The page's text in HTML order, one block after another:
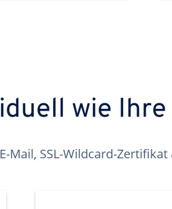
wie Ihre
Mail, SSL-Wildcard-